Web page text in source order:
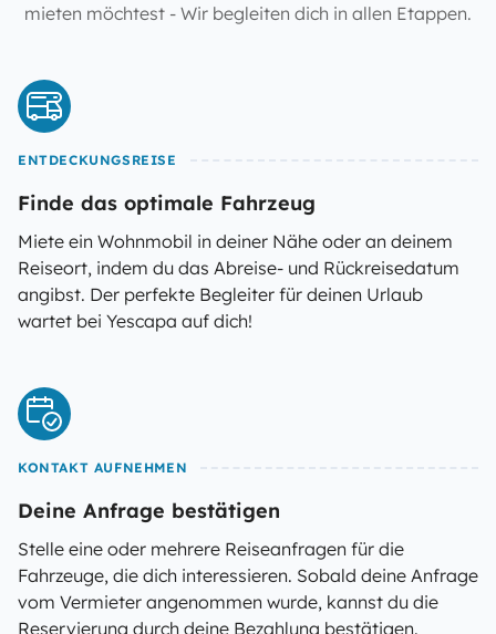
mieten möchtest - Wir begleiten dich in allen Etappen.
ENTDECKUNGSREISE
Finde das optimale Fahrzeug
Miete ein Wohnmobil in deiner Nähe oder an deinem
Reiseort, indem du das Abreise- und Rückreisedatum
angibst. Der perfekte Begleiter für deinen Urlaub
wartet bei Yescapa auf dich!
KONTAKT AUFNEHMEN
Deine Anfrage bestätigen
Stelle eine oder mehrere Reiseanfragen für die
Fahrzeuge, die dich interessieren. Sobald deine Anfrage
vom Vermieter angenommen wurde, kannst du die
Reservierung durch deine Bezahlung bestätigen.